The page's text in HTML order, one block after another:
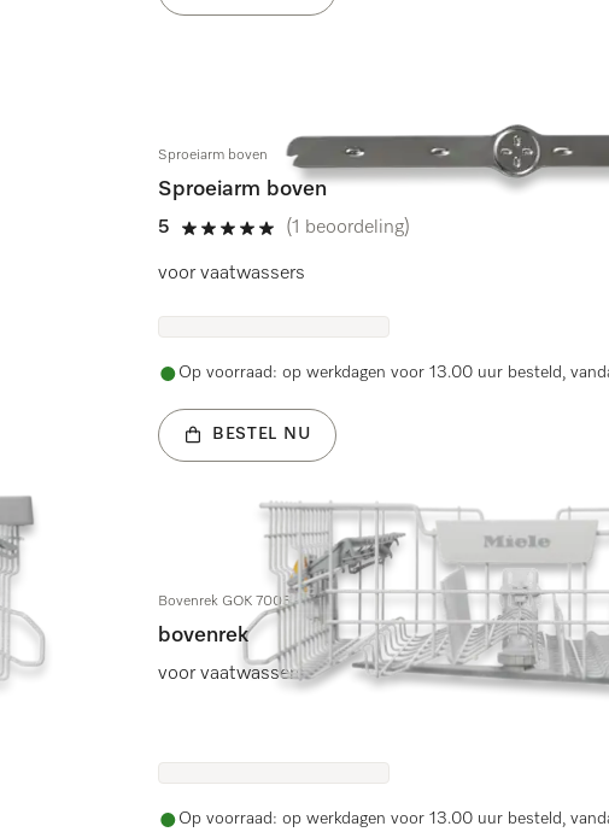
Sproeiarm boven
Sproeiarm boven
5
5 sterren op 5
(1 beoordeling)
voor vaatwassers
Op voorraad: op werkdagen voor 13.00 uur besteld,
BESTEL NU
Bovenrek GOK 7005
bovenrek
voor vaatwassers
Op voorraad: op werkdagen voor 13.00 uur besteld,